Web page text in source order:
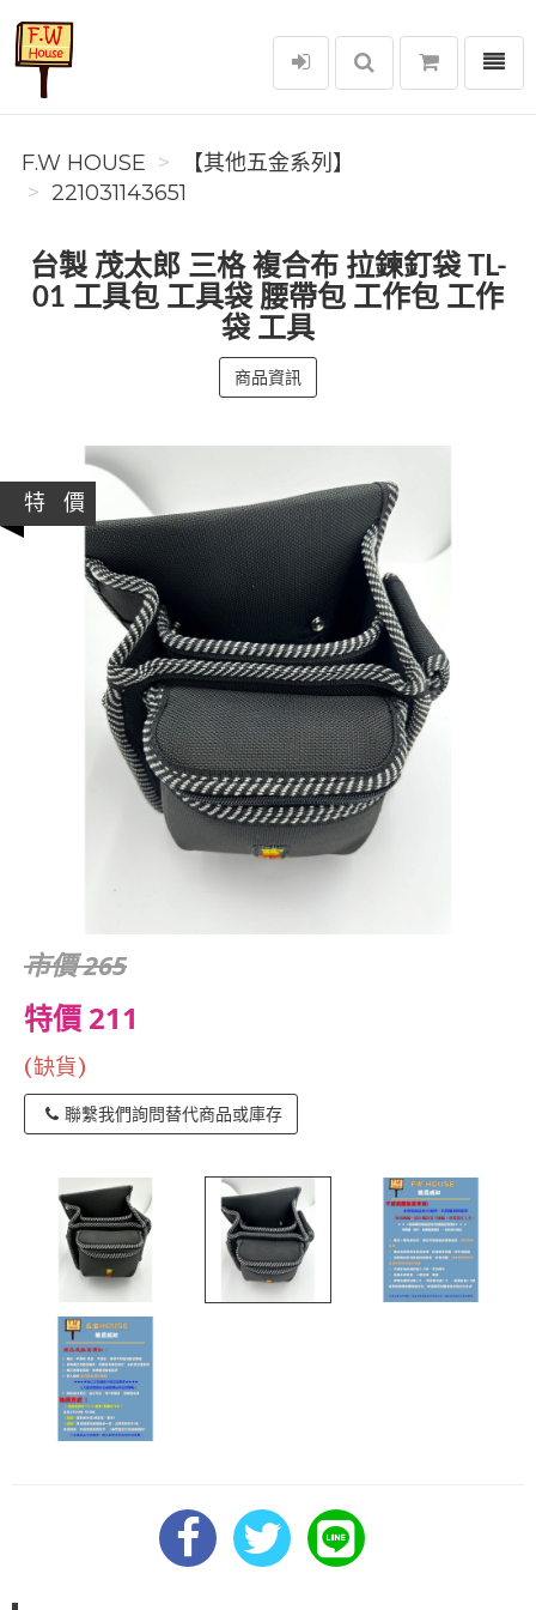
F.W House
選單
F.W HOUSE
【其他五金系列】
221031143651
台製 茂太郎 三格 複合布 拉鍊釘袋 TL-
01 工具包 工具袋 腰帶包 工作包 工作
袋 工具
商品資訊
特 價
市價 265
特價 211
(缺貨)
聯繫我們詢問替代商品或庫存